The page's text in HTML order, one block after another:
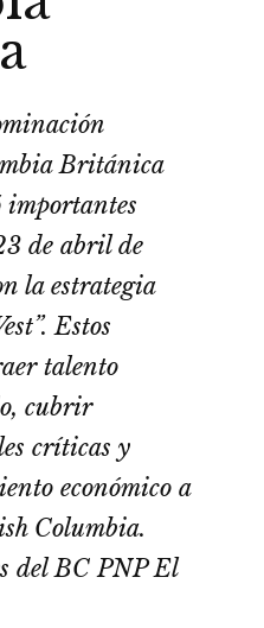
Británica
de abril de
la estrategia
Estos
talento
cubrir
críticas y
económico a
Columbia.
del BC PNP El